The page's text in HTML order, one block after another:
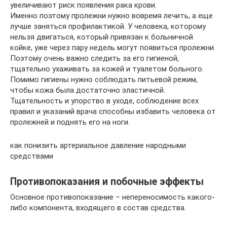
увеличивают риск появления рака крови.
Именно поэтому пролежни нужно вовремя лечить, а еще
лучше заняться профилактикой. У человека, которому
нельзя двигаться, который привязан к больничной
койке, уже через пару недель могут появиться пролежни.
Поэтому очень важно следить за его гигиеной,
тщательно ухаживать за кожей и туалетом больного.
Помимо гигиены нужно соблюдать питьевой режим,
чтобы кожа была достаточно эластичной.
Тщательность и упорство в уходе, соблюдение всех
правил и указаний врача способны избавить человека от
пролежней и поднять его на ноги.
как понизить артериальное давление народными
средствами
Противопоказания и побочные эффекты
Основное противопоказание – непереносимость какого-
либо компонента, входящего в состав средства.